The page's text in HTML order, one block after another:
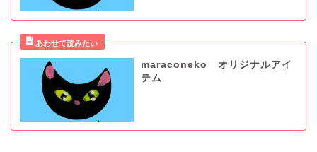
maraconeko オリジナルアイ
テム